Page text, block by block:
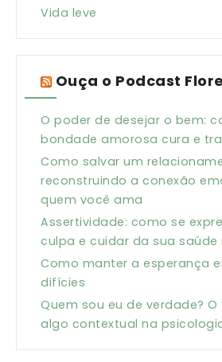
Vida leve
Ouça o Podcast
O poder de desejar o bem:
bondade amorosa cura e
Como salvar um
reconstruindo a conexão
quem você ama
Assertividade: como se
culpa e cuidar da sua saúde
Como manter a esperança
difícies
Quem sou eu de verdade? O
algo contextual na